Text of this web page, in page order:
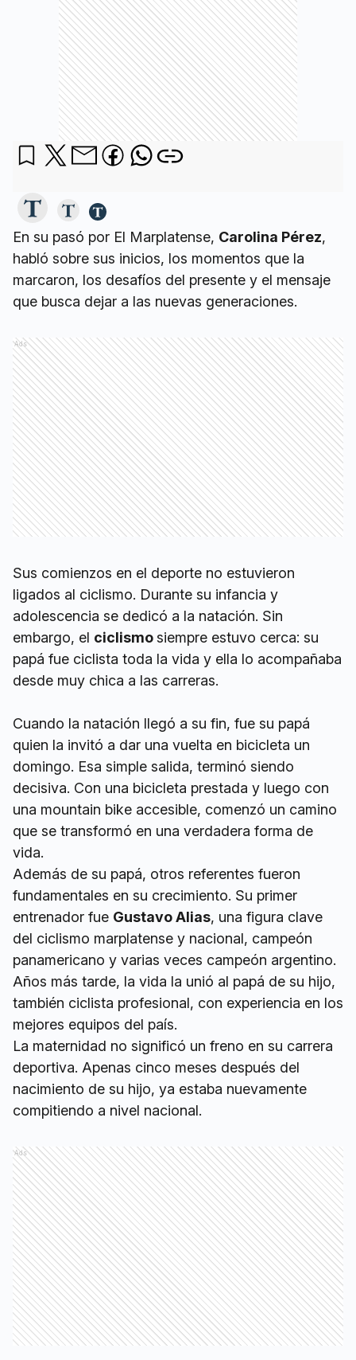
En su pasó por El Marplatense, Carolina Pérez,
habló sobre sus inicios, los momentos que la
marcaron, los desafíos del presente y el mensaje
que busca dejar a las nuevas generaciones.
Ads
Sus comienzos en el deporte no estuvieron
ligados al ciclismo. Durante su infancia y
adolescencia se dedicó a la natación. Sin
embargo, el ciclismosiempre estuvo cerca: su
papá fue ciclista toda la vida y ella lo acompañaba
desde muy chica a las carreras.
Cuando la natación llegó a su fin, fue su papá
quien la invitó a dar una vuelta en bicicleta un
domingo. Esa simple salida, terminó siendo
decisiva. Con una bicicleta prestada y luego con
una mountain bike accesible, comenzó un camino
que se transformó en una verdadera forma de
vida.
Además de su papá, otros referentes fueron
fundamentales en su crecimiento. Su primer
entrenador fue Gustavo Alias, una figura clave
del ciclismo marplatense y nacional, campeón
panamericano y varias veces campeón argentino.
Años más tarde, la vida la unió al papá de su hijo,
también ciclista profesional, con experiencia en los
mejores equipos del país.
La maternidad no significó un freno en su carrera
deportiva. Apenas cinco meses después del
nacimiento de su hijo, ya estaba nuevamente
compitiendo a nivel nacional.
Ads